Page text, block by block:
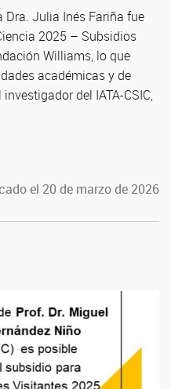
Dra. Julia Inés Fariña fue
2025 – Subsidios
Williams, lo que
académicas y de
del IATA-CSIC,
el 20 de marzo de 2026